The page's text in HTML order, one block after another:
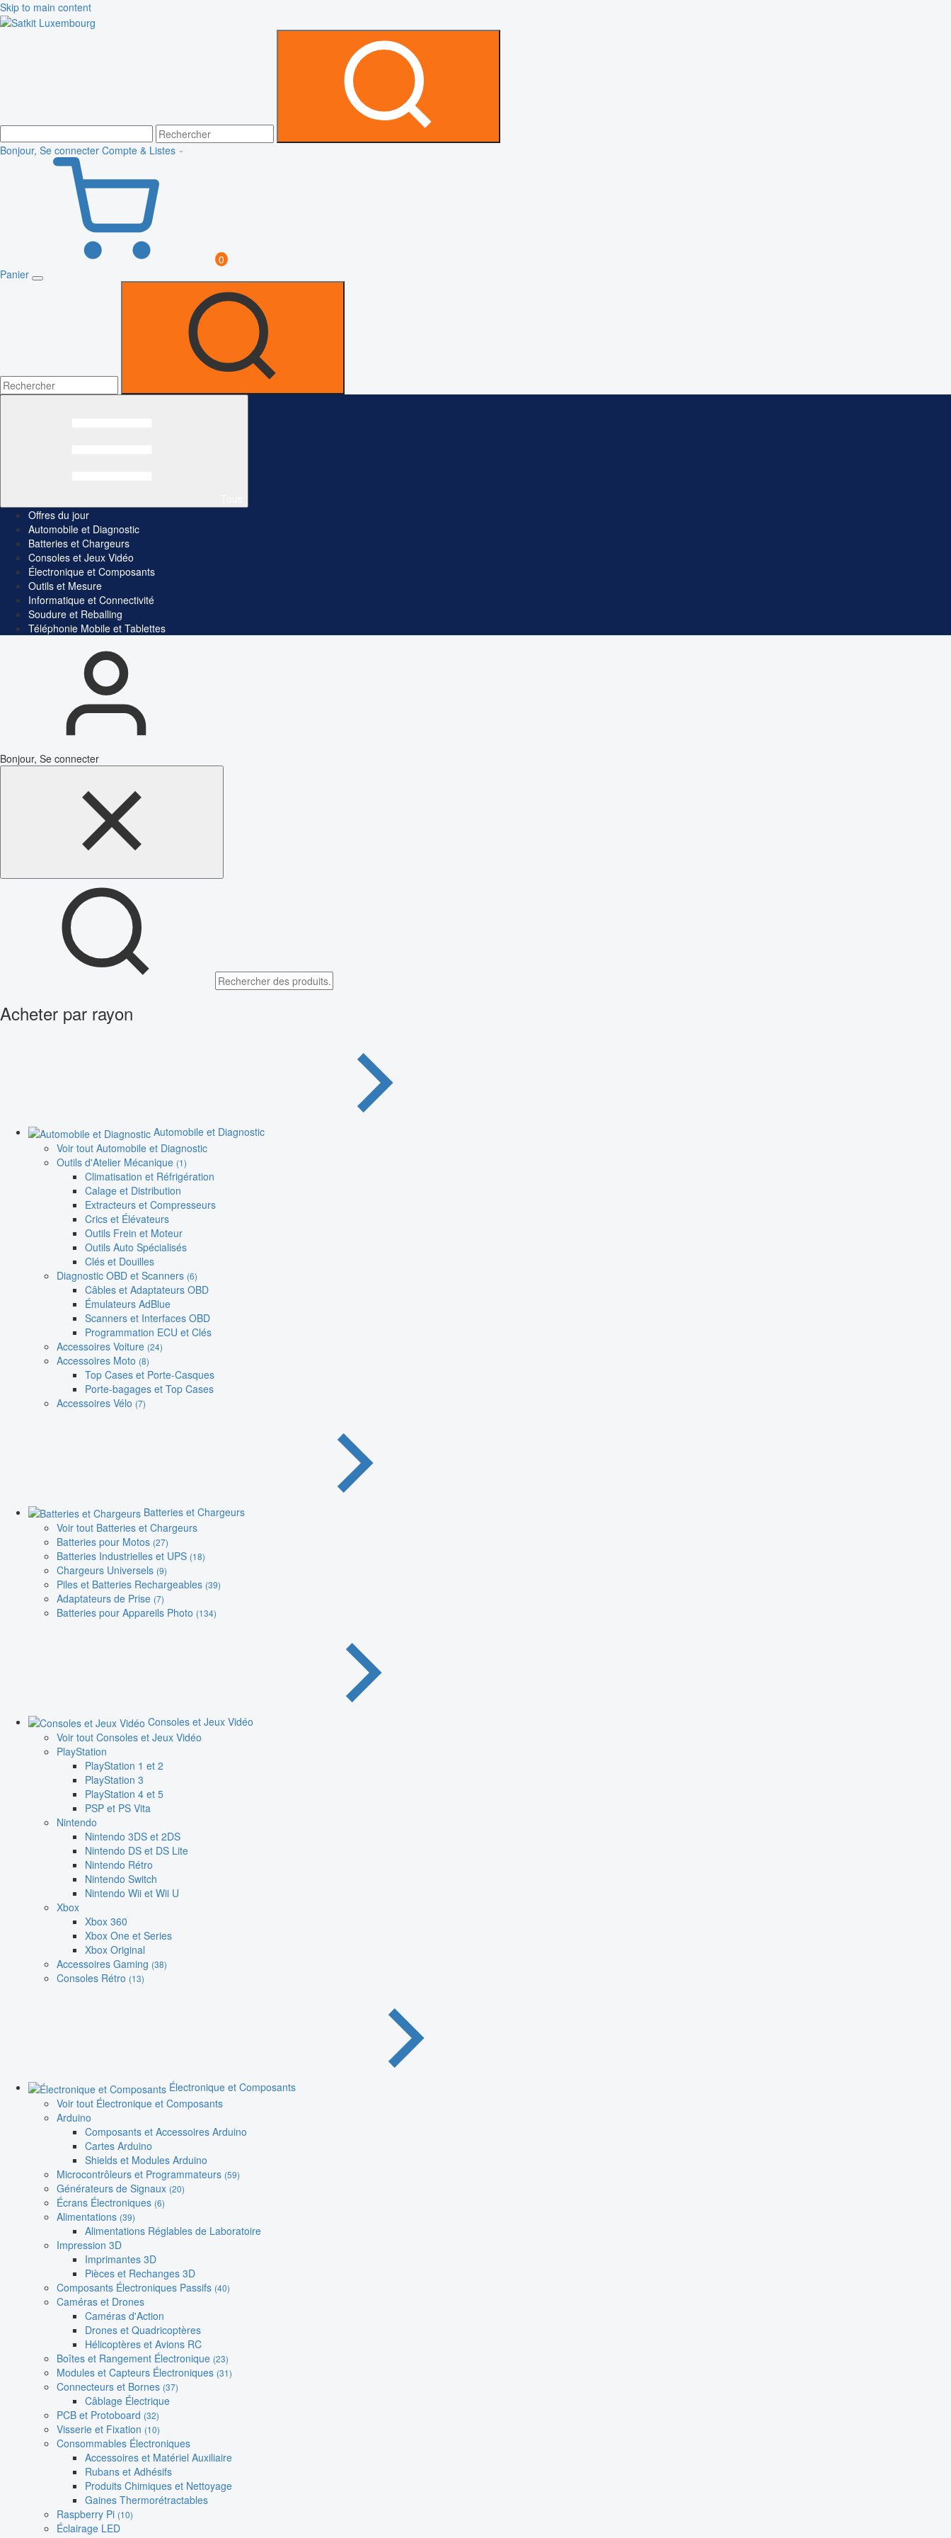
Skip to main content
Bonjour, Se connecter Compte & Listes
0
Panier
Offres du jour
Automobile et Diagnostic
Batteries et Chargeurs
Consoles et Jeux Vidéo
Électronique et Composants
Outils et Mesure
Informatique et Connectivité
Soudure et Reballing
Téléphonie Mobile et Tablettes
Bonjour, Se connecter
Acheter par rayon
Automobile et Diagnostic
Voir tout Automobile et Diagnostic
Outils d'Atelier Mécanique (1)
Climatisation et Réfrigération
Calage et Distribution
Extracteurs et Compresseurs
Crics et Élévateurs
Outils Frein et Moteur
Outils Auto Spécialisés
Clés et Douilles
Diagnostic OBD et Scanners (6)
Câbles et Adaptateurs OBD
Émulateurs AdBlue
Scanners et Interfaces OBD
Programmation ECU et Clés
Accessoires Voiture (24)
Accessoires Moto (8)
Top Cases et Porte-Casques
Porte-bagages et Top Cases
Accessoires Vélo (7)
Batteries et Chargeurs
Voir tout Batteries et Chargeurs
Batteries pour Motos (27)
Batteries Industrielles et UPS (18)
Chargeurs Universels (9)
Piles et Batteries Rechargeables (39)
Adaptateurs de Prise (7)
Batteries pour Appareils Photo (134)
Consoles et Jeux Vidéo
Voir tout Consoles et Jeux Vidéo
PlayStation
PlayStation 1 et 2
PlayStation 3
PlayStation 4 et 5
PSP et PS Vita
Nintendo
Nintendo 3DS et 2DS
Nintendo DS et DS Lite
Nintendo Rétro
Nintendo Switch
Nintendo Wii et Wii U
Xbox
Xbox 360
Xbox One et Series
Xbox Original
Accessoires Gaming (38)
Consoles Rétro (13)
Électronique et Composants
Voir tout Électronique et Composants
Arduino
Composants et Accessoires Arduino
Cartes Arduino
Shields et Modules Arduino
Microcontrôleurs et Programmateurs (59)
Générateurs de Signaux (20)
Écrans Électroniques (6)
Alimentations (39)
Alimentations Réglables de Laboratoire
Impression 3D
Imprimantes 3D
Pièces et Rechanges 3D
Composants Électroniques Passifs (40)
Caméras et Drones
Caméras d'Action
Drones et Quadricoptères
Hélicoptères et Avions RC
Boîtes et Rangement Électronique (23)
Modules et Capteurs Électroniques (31)
Connecteurs et Bornes (37)
Câblage Électrique
PCB et Protoboard (32)
Visserie et Fixation (10)
Consommables Électroniques
Accessoires et Matériel Auxiliaire
Rubans et Adhésifs
Produits Chimiques et Nettoyage
Gaines Thermorétractables
Raspberry Pi (10)
Éclairage LED